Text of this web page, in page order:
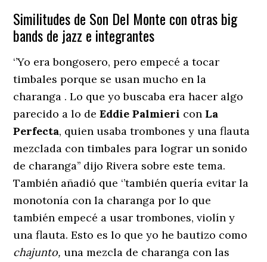
Similitudes de Son Del Monte con otras big
bands de jazz e integrantes
‘’Yo era bongosero, pero empecé a tocar
timbales porque se usan mucho en la
charanga . Lo que yo buscaba era hacer algo
parecido a lo deEddie Palmieri con La
Perfecta, quien usaba trombones y una flauta
mezclada con timbales para lograr un sonido
de charanga’’ dijo Rivera sobre este tema.
También añadió que ‘’también quería evitar la
monotonía con la charanga por lo que
también empecé a usar trombones, violín y
una flauta. Esto es lo que yo he bautizo como
chajunto, una mezcla de charanga con las